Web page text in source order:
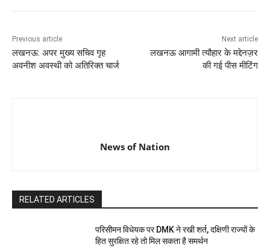
Previous article
लखनऊ: अपर मुख्य सचिव गृह
अवनीश अवस्थी को अतिरिक्त चार्ज
Next article
लखनऊ आगामी त्यौहार के मद्देनज़र
की गई पीस मीटिंग
News of Nation
RELATED ARTICLES
परिसीमन विधेयक पर DMK ने रखी शर्त, दक्षिणी राज्यों के
हित सुरक्षित रहे तो मिल सकता है समर्थन